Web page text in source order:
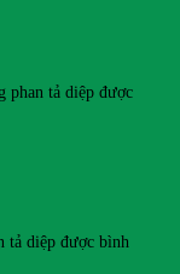
phan tả diệp được
tả diệp được bình